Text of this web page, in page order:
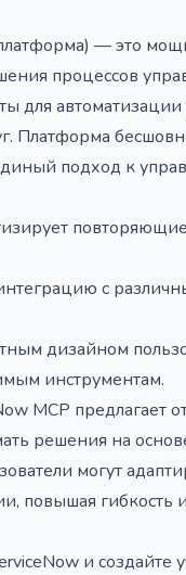
— это
процессов
для
Платформа
подход к
с
дизайном
инструментам.
MCP предлагает
решения на
могут
повышая гибкость
и создайте